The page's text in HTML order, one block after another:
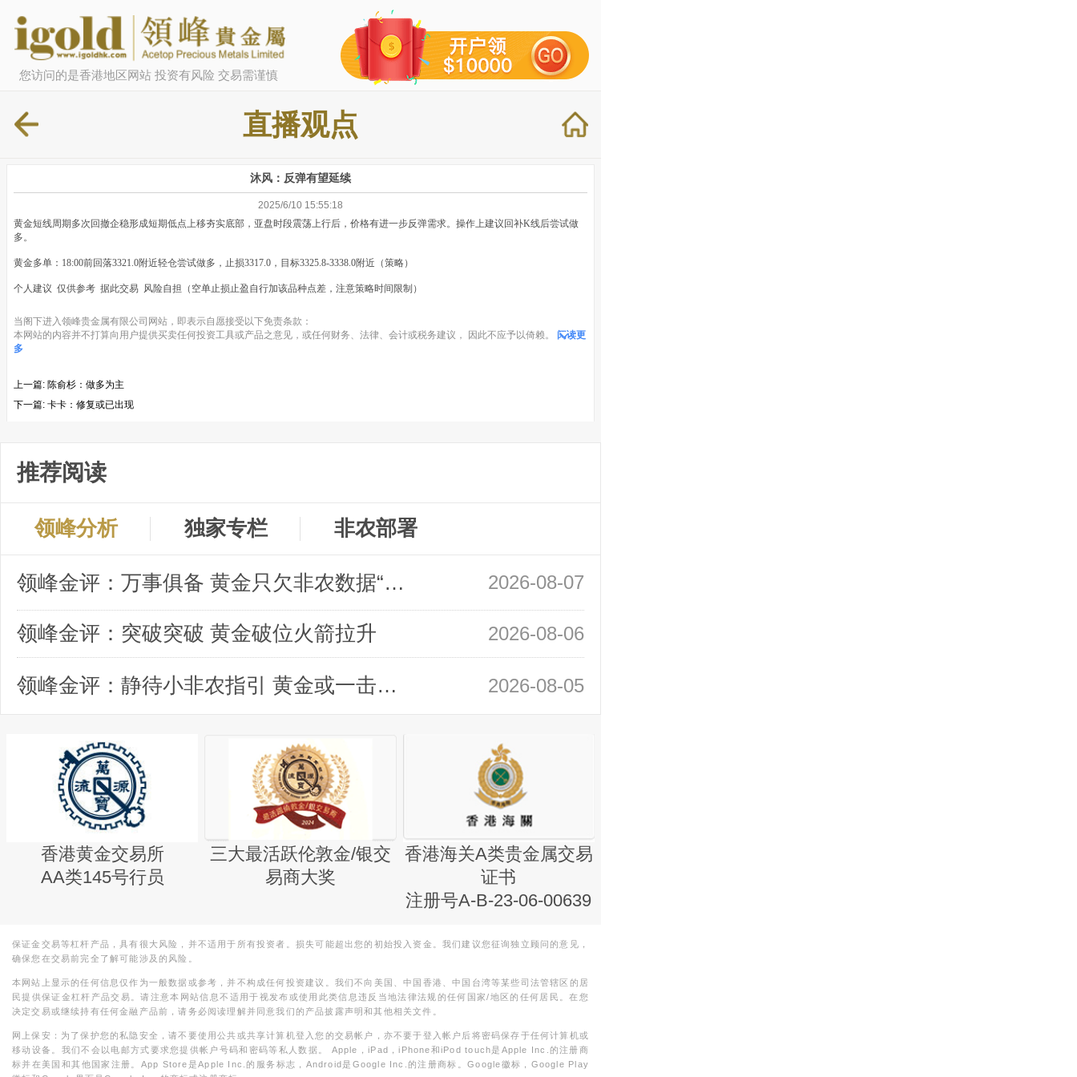
您访问的是香港地区网站 投资有风险 交易需谨慎
直播观点
沐风：反弹有望延续
2025/6/10 15:55:18
黄金短线周期多次回撤企稳形成短期低点上移夯实底部，亚盘时段震荡上行后，价格有进一步反弹需求。操作上建议回补K线后尝试做
多。
黄金多单：18:00前回落3321.0附近轻仓尝试做多，止损3317.0，目标3325.8-3338.0附近（策略）
个人建议 仅供参考 据此交易 风险自担（空单止损止盈自行加该品种点差，注意策略时间限制）
当阁下进入领峰贵金属有限公司网站，即表示自愿接受以下免责条款：
本网站的内容并不打算向用户提供买卖任何投资工具或产品之意见，或任何财务、法律、会计或税务建议， 因此不应予以倚赖。
阅读更
多
上一篇: 陈俞杉：做多为主
下一篇: 卡卡：修复或已出现
推荐阅读
领峰分析 独家专栏 非农部署
领峰金评：万事俱备 黄金只欠非农数据“东风” 2026-08-07
领峰金评：突破突破 黄金破位火箭拉升 2026-08-06
领峰金评：静待小非农指引 黄金或一击破局 2026-08-05
香港黄金交易所
AA类145号行员
三大最活跃伦敦金/银交
易商大奖
香港海关A类贵金属交易
证书
注册号A-B-23-06-00639
保证金交易等杠杆产品，具有很大风险，并不适用于所有投资者。损失可能超出您的初始投入资金。我们建议您征询独立顾问的意见，
确保您在交易前完全了解可能涉及的风险。
本网站上显示的任何信息仅作为一般数据或参考，并不构成任何投资建议。我们不向美国、中国香港、中国台湾等某些司法管辖区的居
民提供保证金杠杆产品交易。请注意本网站信息不适用于视发布或使用此类信息违反当地法律法规的任何国家/地区的任何居民。在您
决定交易或继续持有任何金融产品前，请务必阅读理解并同意我们的产品披露声明和其他相关文件。
网上保安：为了保护您的私隐安全，请不要使用公共或共享计算机登入您的交易帐户，亦不要于登入帐户后将密码保存于任何计算机或
移动设备。我们不会以电邮方式要求您提供帐户号码和密码等私人数据。 Apple，iPad，iPhone和iPod touch是Apple Inc.的注册商
标并在美国和其他国家注册。App Store是Apple Inc.的服务标志，Android是Google Inc.的注册商标。Google徽标，Google Play